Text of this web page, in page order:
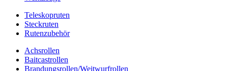
Teleskopruten
Steckruten
Rutenzubehör
Achsrollen
Baitcastrollen
Brandungsrollen/Weitwurfrollen